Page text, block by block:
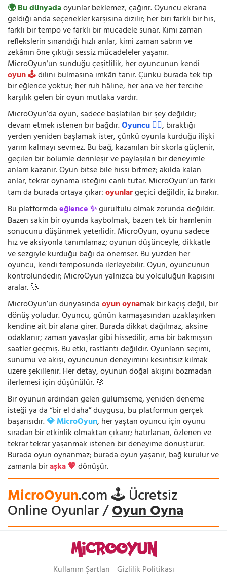
🌍 Bu dünyadaoyunlar beklemez, çağırır. Oyuncu ekrana
geldiği anda seçenekler karşısına dizilir; her biri farklı bir his,
farklı bir tempo ve farklı bir mücadele sunar. Kimi zaman
reflekslerin sınandığı hızlı anlar, kimi zaman sabrın ve
zekânın öne çıktığı sessiz mücadeleler yaşanır.
MicroOyun’un sunduğu çeşitlilik, her oyuncunun kendi
oyun 🕹️dilini bulmasına imkân tanır. Çünkü burada tek tip
bir eğlence yoktur; her ruh hâline, her ana ve her tercihe
karşılık gelen bir oyun mutlaka vardır.
MicroOyun’da oyun, sadece başlatılan bir şey değildir;
devam etmek istenen bir bağdır.Oyuncu 🧍‍♂️, bıraktığı
yerden yeniden başlamak ister, çünkü oyunla kurduğu ilişki
yarım kalmayı sevmez. Bu bağ, kazanılan bir skorla güçlenir,
geçilen bir bölümle derinleşir ve paylaşılan bir deneyimle
anlam kazanır. Oyun bitse bile hissi bitmez; akılda kalan
anlar, tekrar oynama isteğini canlı tutar. MicroOyun’un farkı
tam da burada ortaya çıkar:oyunlargeçici değildir, iz bırakır.
Bu platformdaeğlence ✨gürültülü olmak zorunda değildir.
Bazen sakin bir oyunda kaybolmak, bazen tek bir hamlenin
sonucunu düşünmek yeterlidir. MicroOyun, oyunu sadece
hız ve aksiyonla tanımlamaz; oyunun düşünceyle, dikkatle
ve sezgiyle kurduğu bağı da önemser. Bu yüzden her
oyuncu, kendi temposunda ilerleyebilir. Oyun, oyuncunun
kontrolündedir; MicroOyun yalnızca bu yolculuğun kapısını
aralar. 🚀
MicroOyun’un dünyasındaoyun oynamak bir kaçış değil, bir
dönüş yoludur. Oyuncu, günün karmaşasından uzaklaşırken
kendine ait bir alana girer. Burada dikkat dağılmaz, aksine
odaklanır; zaman yavaşlar gibi hissedilir, ama bir bakmışsın
saatler geçmiş. Bu etki, rastlantı değildir. Oyunların seçimi,
sunumu ve akışı, oyuncunun deneyimini kesintisiz kılmak
üzere şekillenir. Her detay, oyunun doğal akışını bozmadan
ilerlemesi için düşünülür. 🎯
Bir oyunun ardından gelen gülümseme, yeniden deneme
isteği ya da “bir el daha” duygusu, bu platformun gerçek
başarısıdır.💎 MicroOyun, her yaştan oyuncu için oyunu
sıradan bir etkinlik olmaktan çıkarır; hatırlanan, özlenen ve
tekrar tekrar yaşanmak istenen bir deneyime dönüştürür.
Burada oyun oynanmaz; burada oyun yaşanır, bağ kurulur ve
zamanla biraşka 💖dönüşür.
MicroOyun.com 🕹️ Ücretsiz
Online Oyunlar /Oyun Oyna
Kullanım Şartları Gizlilik Politikası